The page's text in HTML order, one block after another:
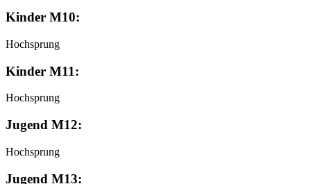
Kinder M10:
Hochsprung
Kinder M11:
Hochsprung
Jugend M12:
Hochsprung
Jugend M13: